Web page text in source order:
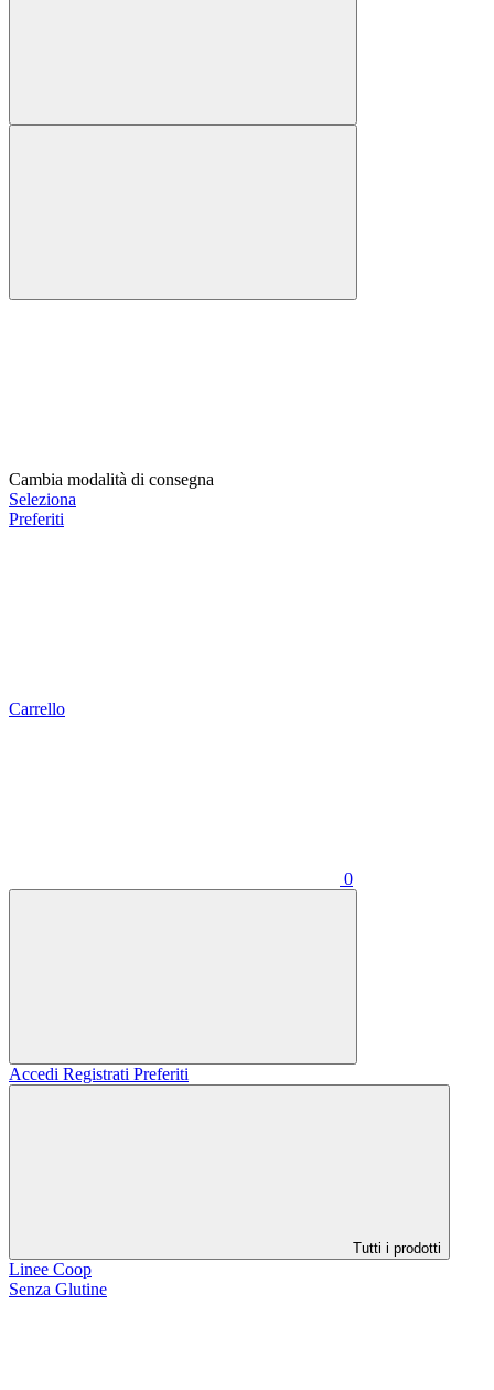
Cambia modalità di consegna
Seleziona
Preferiti
Carrello
0
Accedi Registrati Preferiti
Tutti i prodotti
Linee Coop
Senza Glutine